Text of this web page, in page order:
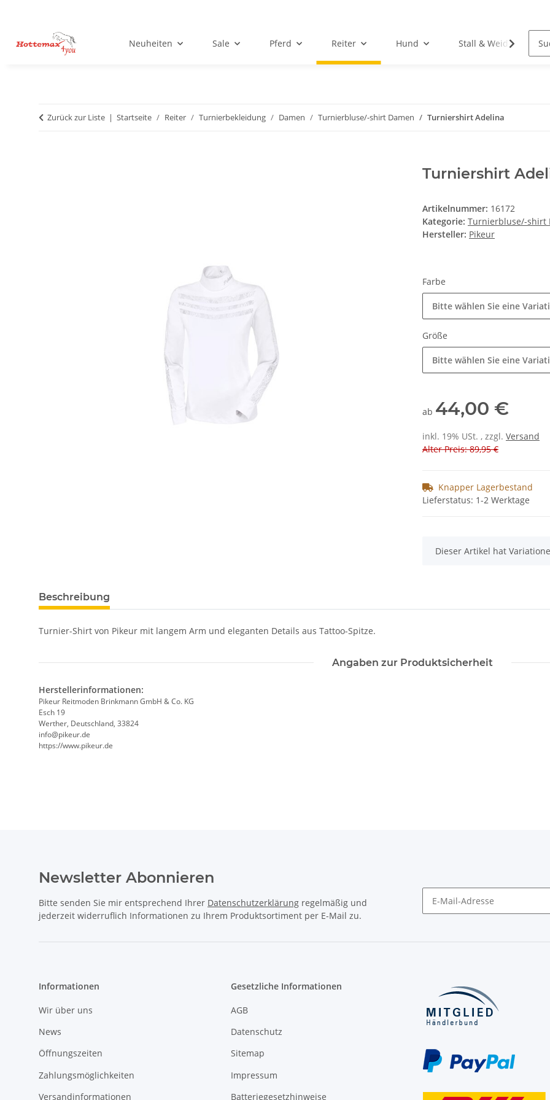
Neuheiten Sale Pferd Reiter Hund Stall & Weide
Zurück zur Liste Startseite Reiter Turnierbekleidung Damen Turnierbluse/-shirt Damen Turniershirt Adelina
Turniershirt
Artikelnummer: 16172
Kategorie: Turnierbluse/-shirt
Hersteller: Pikeur
Farbe
Bitte wählen Sie eine
Größe
Bitte wählen Sie eine
ab 44,00 €
inkl. 19% USt. , zzgl. Versand
Alter Preis: 89,95 €
Knapper Lagerbestand
Lieferstatus: 1-2 Werktage
x
Dieser Artikel hat
Beschreibung
Turnier-Shirt von Pikeur mit langem Arm und eleganten Details aus Tattoo-Spitze.
Angaben zur Produktsicherheit
Herstellerinformationen:
Pikeur Reitmoden Brinkmann GmbH & Co. KG
Esch 19
Werther, Deutschland, 33824
info@pikeur.de
https://www.pikeur.de
Newsletter Abonnieren
Bitte senden Sie mir entsprechend Ihrer Datenschutzerklärung regelmäßig und
jederzeit widerruflich Informationen zu Ihrem Produktsortiment per E-Mail zu.
Informationen
Wir über uns
News
Öffnungszeiten
Zahlungsmöglichkeiten
Versandinformationen
Gesetzliche Informationen
AGB
Datenschutz
Sitemap
Impressum
Batteriegesetzhinweise